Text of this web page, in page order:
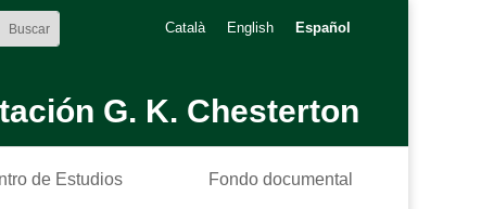
Català English Español
G. K. Chesterton
de Estudios Fondo documental